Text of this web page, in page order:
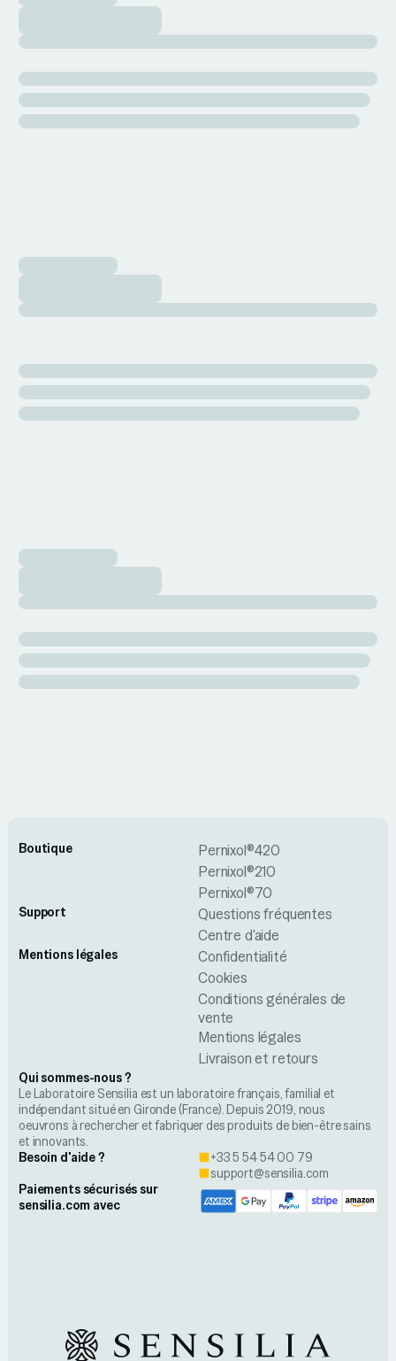
Boutique
Pernixol®420
Pernixol®210
Pernixol®70
Support
Questions fréquentes
Centre d'aide
Mentions légales
Confidentialité
Cookies
Conditions générales de
vente
Mentions légales
Livraison et retours
Qui sommes-nous ?
Le Laboratoire Sensilia est un laboratoire français, familial et
indépendant situé en Gironde (France). Depuis 2019, nous
oeuvrons à rechercher et fabriquer des produits de bien-être sains
et innovants.
Besoin d'aide ?
+33 5 54 54 00 79
support@sensilia.com
Paiements sécurisés sur
sensilia.com avec